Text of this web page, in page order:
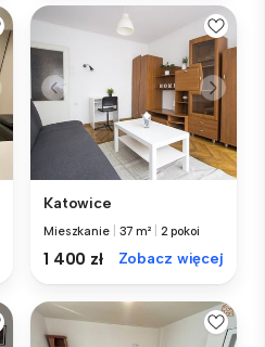
Katowice
Mieszkanie 37 m² 2 pokoi
1 400 zł Zobacz więcej